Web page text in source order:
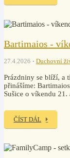
Bartimaios -
27.4.2026 Duchovní
Prázdniny se blíží, a
přinášíme:
Sušice o víkendu 21.
ČÍST DÁL